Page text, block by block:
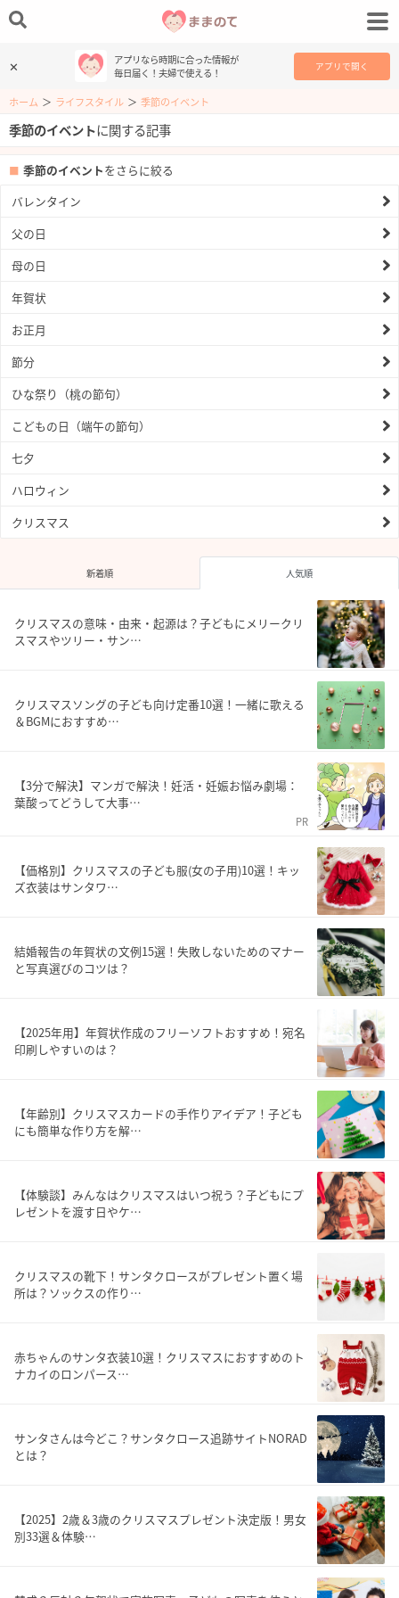
✕
アプリなら時期に合った情報が
毎日届く！夫婦で使える！
アプリで開く
ホーム ＞ ライフスタイル ＞ 季節のイベント
季節のイベントに関する記事
季節のイベントをさらに絞る
バレンタイン
父の日
母の日
年賀状
お正月
節分
ひな祭り（桃の節句）
こどもの日（端午の節句）
七夕
ハロウィン
クリスマス
新着順 人気順
クリスマスの意味・由来・起源は？子どもにメリークリ
スマスやツリー・サン…
クリスマスソングの子ども向け定番10選！一緒に歌える
＆BGMにおすすめ…
【3分で解決】マンガで解決！妊活・妊娠お悩み劇場：
葉酸ってどうして大事…
PR
【価格別】クリスマスの子ども服(女の子用)10選！キッ
ズ衣装はサンタワ…
結婚報告の年賀状の文例15選！失敗しないためのマナー
と写真選びのコツは？
【2025年用】年賀状作成のフリーソフトおすすめ！宛名
印刷しやすいのは？
【年齢別】クリスマスカードの手作りアイデア！子ども
にも簡単な作り方を解…
【体験談】みんなはクリスマスはいつ祝う？子どもにプ
レゼントを渡す日やケ…
クリスマスの靴下！サンタクロースがプレゼント置く場
所は？ソックスの作り…
赤ちゃんのサンタ衣装10選！クリスマスにおすすめのト
ナカイのロンパース…
サンタさんは今どこ？サンタクロース追跡サイトNORAD
とは？
【2025】2歳＆3歳のクリスマスプレゼント決定版！男女
別33選＆体験…